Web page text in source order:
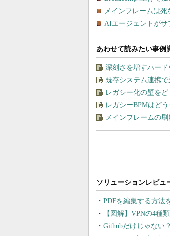
あわせて読みたい事例
深刻さを増すハー
既存システム連携
レガシー化の壁を
レガシーBPMはど
メインフレームの
PDFを編集する方法
【図解】VPNの4種
Githubだけじゃない